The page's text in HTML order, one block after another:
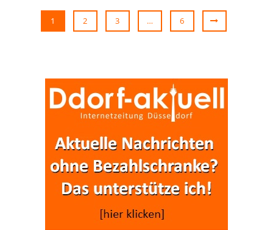
1 2 3 … 6